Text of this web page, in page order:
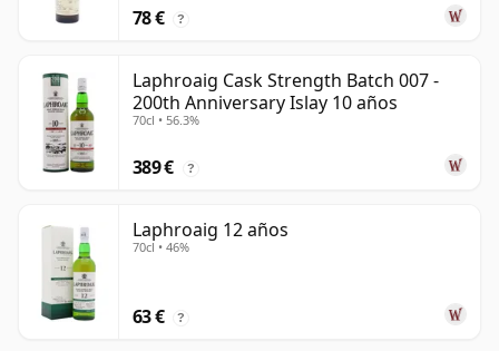
78 € ?
Laphroaig Cask Strength Batch 007 -
200th Anniversary Islay 10 años
70cl • 56.3%
389 € ?
Laphroaig 12 años
70cl • 46%
63 € ?